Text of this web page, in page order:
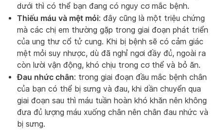
dưới thì có thể bạn đang có nguy cơ mắc bệnh.
Thiếu máu và mệt mỏi: đây cũng là một triệu chứng
mà các chị em thường gặp trong giai đoạn phát triển
của ung thư cổ tử cung. Khi bị bệnh sẽ có cảm giác
mệt mỏi suy nhược, dù đã nghỉ ngơi đầy đủ, ngoài ra
còn lười vận động, khó chịu trong cơ thể và bỏ ăn.
Đau nhức chân: trong giai đoạn đầu mắc bệnh chân
của bạn có thể bị sưng và đau, khi dần chuyển qua
giai đoạn sau thì máu tuần hoàn khó khăn nên không
đưa đủ lượng máu xuống chân nên chân đau nhức và
bị sưng.